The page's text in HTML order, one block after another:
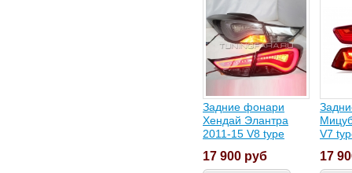
Задние фонари
Хендай Элантра
2011-15 V8 type
17 900 руб
V7
17